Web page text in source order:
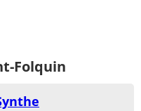
Folquin